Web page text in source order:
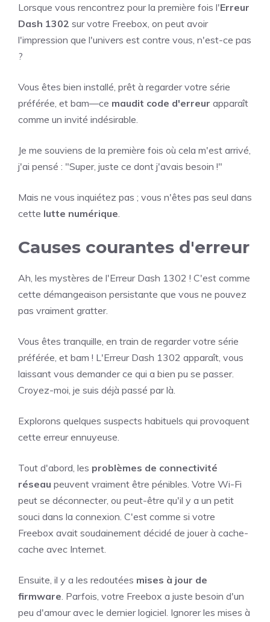
Lorsque vous rencontrez pour la première fois l'Erreur
Dash 1302 sur votre Freebox, on peut avoir
l'impression que l'univers est contre vous, n'est-ce pas
?
Vous êtes bien installé, prêt à regarder votre série
préférée, et bam—ce maudit code d'erreur apparaît
comme un invité indésirable.
Je me souviens de la première fois où cela m'est arrivé,
j'ai pensé : "Super, juste ce dont j'avais besoin !"
Mais ne vous inquiétez pas ; vous n'êtes pas seul dans
cette lutte numérique.
Causes courantes d'erreur
Ah, les mystères de l'Erreur Dash 1302 ! C'est comme
cette démangeaison persistante que vous ne pouvez
pas vraiment gratter.
Vous êtes tranquille, en train de regarder votre série
préférée, et bam ! L'Erreur Dash 1302 apparaît, vous
laissant vous demander ce qui a bien pu se passer.
Croyez-moi, je suis déjà passé par là.
Explorons quelques suspects habituels qui provoquent
cette erreur ennuyeuse.
Tout d'abord, les problèmes de connectivité
réseau peuvent vraiment être pénibles. Votre Wi-Fi
peut se déconnecter, ou peut-être qu'il y a un petit
souci dans la connexion. C'est comme si votre
Freebox avait soudainement décidé de jouer à cache-
cache avec Internet.
Ensuite, il y a les redoutées mises à jour de
firmware. Parfois, votre Freebox a juste besoin d'un
peu d'amour avec le dernier logiciel. Ignorer les mises à